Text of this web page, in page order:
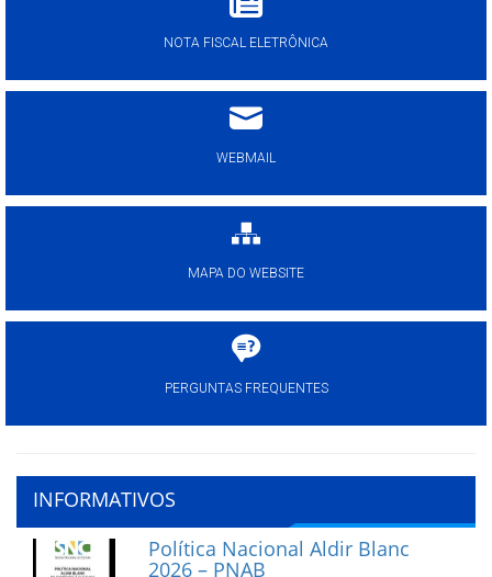
NOTA FISCAL ELETRÔNICA
WEBMAIL
MAPA DO WEBSITE
PERGUNTAS FREQUENTES
INFORMATIVOS
Política Nacional Aldir Blanc
2026 – PNAB